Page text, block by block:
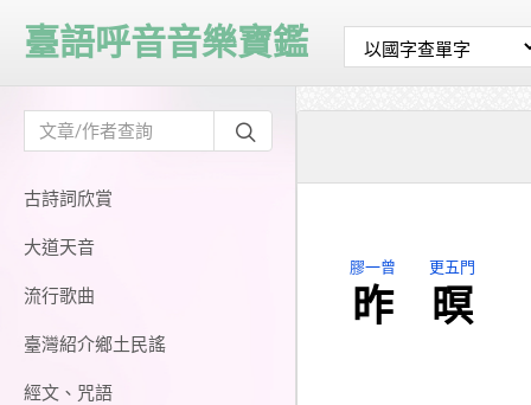
古詩詞欣賞
大道天音
流行歌曲
臺灣紹介鄉土民謠
經文、咒語
臺語呼音音樂寶鑑
膠一曾
昨
更五門
暝